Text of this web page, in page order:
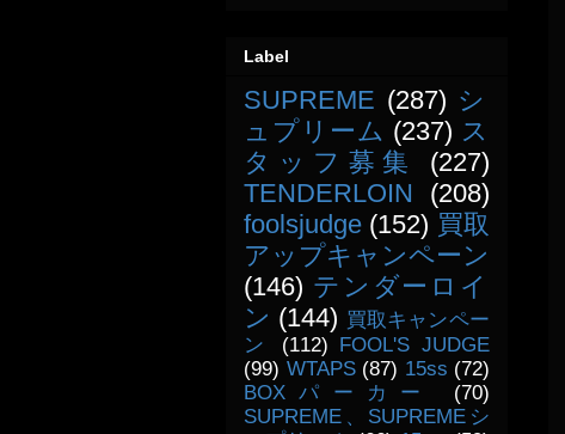
Label
SUPREME (287) シ
ュプリーム (237) ス
タッフ募集
(227)
TENDERLOIN
(208)
foolsjudge (152) 買取
アップキャンペーン
(146) テンダーロイ
ン (144) 買取キャンペー
ン
(112)
FOOL'S JUDGE
(99) WTAPS (87) 15ss (72)
BOXパーカー
(70)
SUPREME、SUPREMEシ